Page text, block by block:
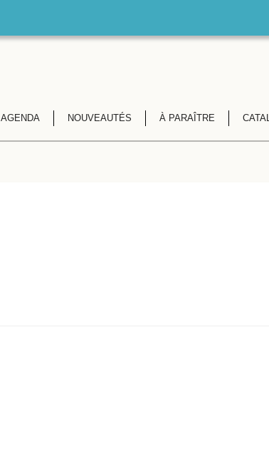
AGENDA NOUVEAUTÉS À PARAÎTRE